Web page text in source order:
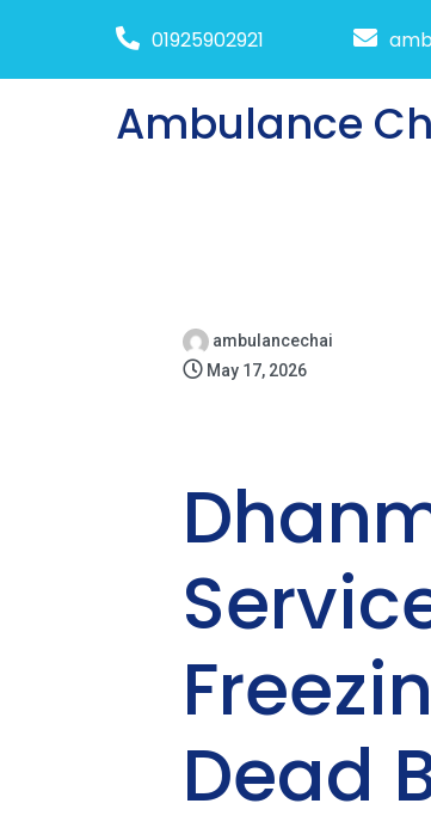
01925902921
Ambulance
ambulancechai
May 17, 2026
Dead